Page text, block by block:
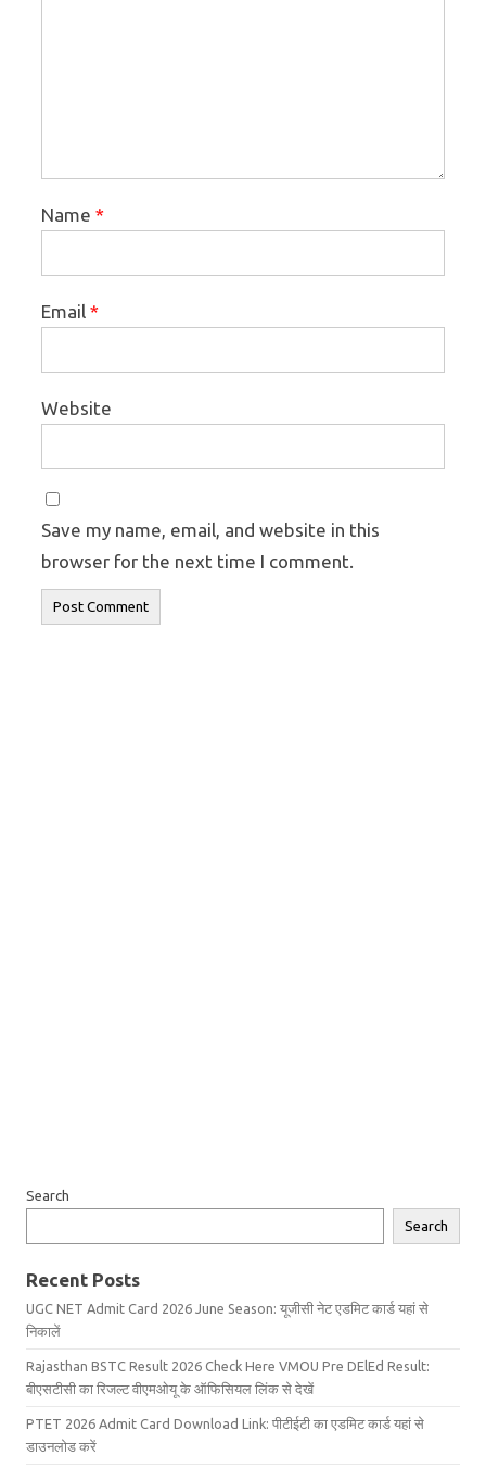
Name *
Email *
Website
Save my name, email, and website in this
browser for the next time I comment.
Search
Search
Recent Posts
UGC NET Admit Card 2026 June Season: यूजीसी नेट एडमिट कार्ड यहां से
निकालें
Rajasthan BSTC Result 2026 Check Here VMOU Pre DElEd Result:
बीएसटीसी का रिजल्ट वीएमओयू के ऑफिसियल लिंक से देखें
PTET 2026 Admit Card Download Link: पीटीईटी का एडमिट कार्ड यहां से
डाउनलोड करें